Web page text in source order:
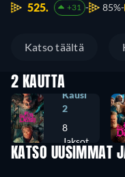
525. +31 85%
Katso täältä
2 KAUTTA
Kausi
2
8
Jaksot
KATSO UUSIMMAT